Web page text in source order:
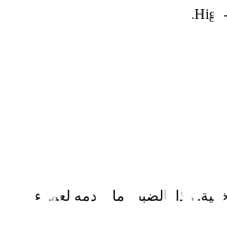
هذا بالضبط ما نقدمه لعملاء